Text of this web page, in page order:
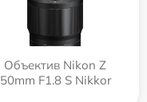
Объектив Nikon Z
50mm F1.8 S Nikkor